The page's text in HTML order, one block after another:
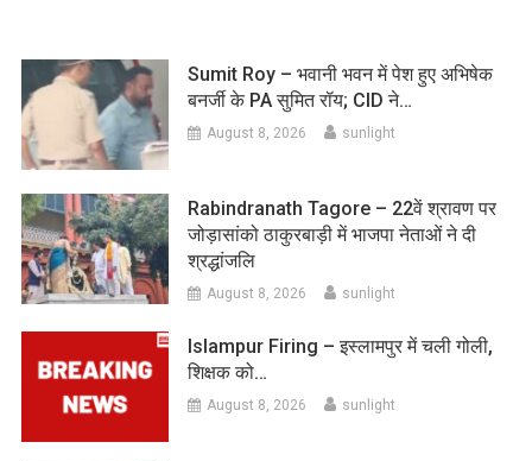
Sumit Roy – भवानी भवन में पेश हुए अभिषेक
बनर्जी के PA सुमित रॉय; CID ने…
August 8, 2026 sunlight
Rabindranath Tagore – 22वें श्रावण पर
जोड़ासांको ठाकुरबाड़ी में भाजपा नेताओं ने दी
श्रद्धांजलि
August 8, 2026 sunlight
Islampur Firing – इस्लामपुर में चली गोली,
शिक्षक को…
August 8, 2026 sunlight